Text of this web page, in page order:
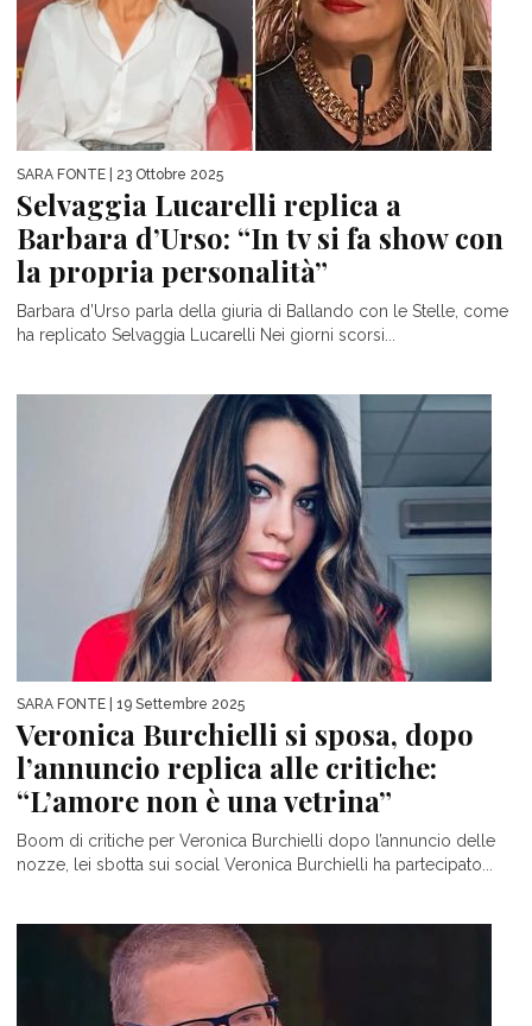
SARA FONTE | 23 Ottobre 2025
Selvaggia Lucarelli replica a
Barbara d’Urso: “In tv si fa show con
la propria personalità”
Barbara d’Urso parla della giuria di Ballando con le Stelle, come
ha replicato Selvaggia Lucarelli Nei giorni scorsi...
SARA FONTE | 19 Settembre 2025
Veronica Burchielli si sposa, dopo
l’annuncio replica alle critiche:
“L’amore non è una vetrina”
Boom di critiche per Veronica Burchielli dopo l’annuncio delle
nozze, lei sbotta sui social Veronica Burchielli ha partecipato...